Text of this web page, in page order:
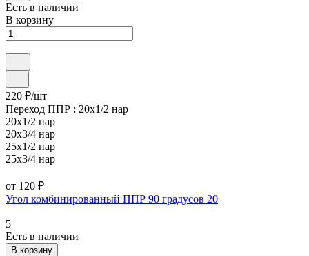
Есть в наличии
В корзину
220 ₽/шт
Переход ППР : 20х1/2 нар
20х1/2 нар
20х3/4 нар
25х1/2 нар
25х3/4 нар
от 120 ₽
Угол комбинированный ППР 90 градусов 20
5
Есть в наличии
В корзину